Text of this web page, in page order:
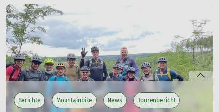
Auch 2026 ist der DAV Dortmund wieder beim
Stadtradeln am Start!
mehr erfahren
Berichte Mountainbike News Tourenbericht